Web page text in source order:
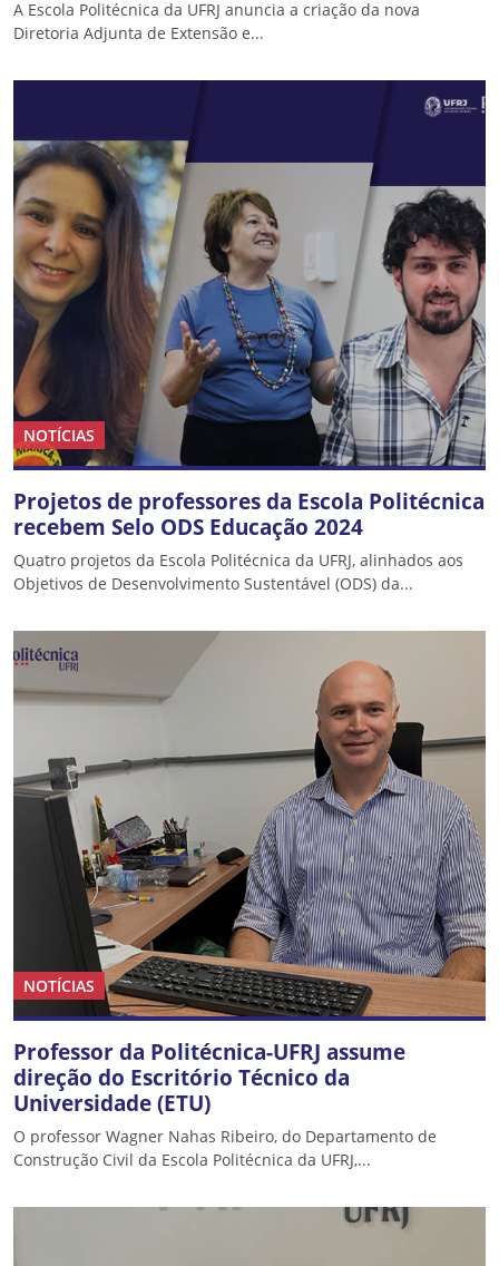
A Escola Politécnica da UFRJ anuncia a criação da nova
Diretoria Adjunta de Extensão e...
NOTÍCIAS
Projetos de professores da Escola Politécnica
recebem Selo ODS Educação 2024
Quatro projetos da Escola Politécnica da UFRJ, alinhados aos
Objetivos de Desenvolvimento Sustentável (ODS) da...
NOTÍCIAS
Professor da Politécnica-UFRJ assume
direção do Escritório Técnico da
Universidade (ETU)
O professor Wagner Nahas Ribeiro, do Departamento de
Construção Civil da Escola Politécnica da UFRJ,...